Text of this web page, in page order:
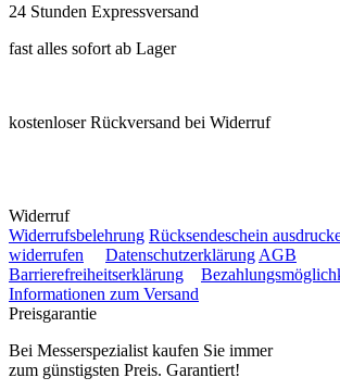
24 Stunden Expressversand
fast alles sofort ab Lager
kostenloser Rückversand bei Widerruf
Widerruf
Widerrufsbelehrung Rücksendeschein
widerrufen
Datenschutzerklärung AGB
Barrierefreiheitserklärung
Informationen zum Versand
Preisgarantie
Bei Messerspezialist kaufen Sie immer
zum günstigsten Preis. Garantiert!